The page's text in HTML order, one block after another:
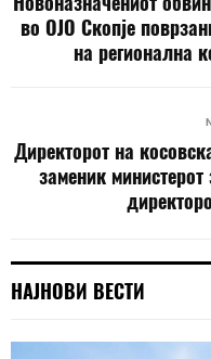
во ОЈО Скопје
на регионална
Директорот на
заменик
НАЈНОВИ ВЕСТИ